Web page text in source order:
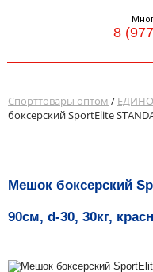
8
Спорттовары оптом /
боксерский SportElite
Мешок боксерский
90см, d-30, 30кг,